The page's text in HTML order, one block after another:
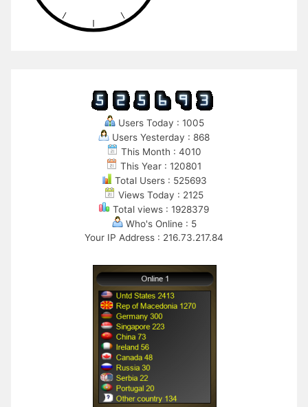
Users Today : 1005
Users Yesterday : 868
This Month : 4010
This Year : 120801
Total Users : 525693
Views Today : 2125
Total views : 1928379
Who's Online : 5
Your IP Address : 216.73.217.84